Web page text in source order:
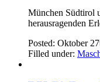
München Südtirol
herausragenden
Posted: Oktober
Filled under: